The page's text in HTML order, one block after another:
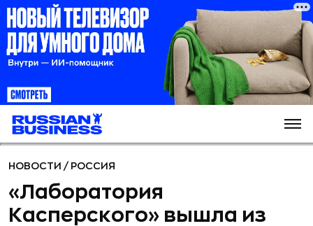
НОВОСТИ / РОССИЯ
«Лаборатория
Касперского» вышла из